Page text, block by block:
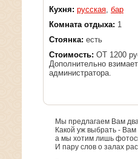
Кухня: русская, бар
Комната отдыха: 1
Стоянка: есть
Стоимость: ОТ 1200
Дополнительно
администратора.
Мы предлагаем Вам
Какой уж выбрать -
а мы хотим лишь
И пару слов о залах